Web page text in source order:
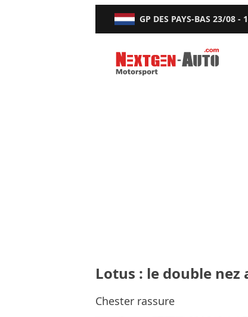
GP DES PAYS-BAS 23/08 -
Nextgen-Auto.com
Lotus : le double
Chester rassure